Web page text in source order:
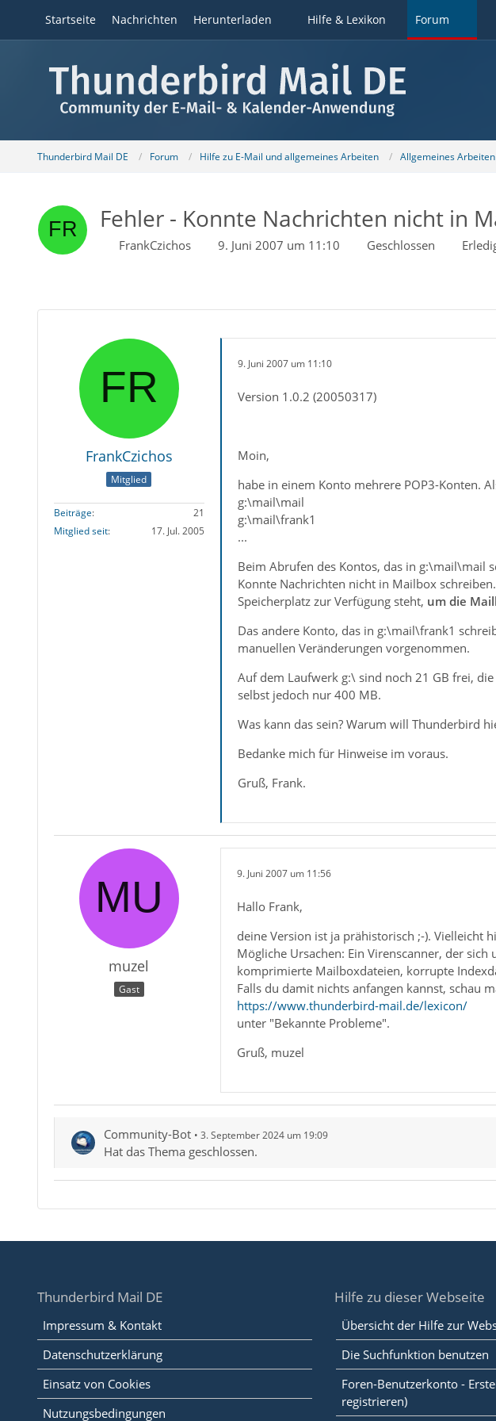
Startseite Nachrichten Herunterladen Hilfe & Lexikon Forum
Thunderbird Mail DE Forum Hilfe zu E-Mail und allgemeines Arbeiten Allgemeines
Fehler - Konnte Nachrichten nicht in
FrankCzichos 9. Juni 2007 um 11:10 Geschlossen
FrankCzichos
Mitglied
Beiträge
21
Mitglied seit
17. Jul. 2005
9. Juni 2007 um 11:10
Version 1.0.2 (20050317)
Moin,
habe in einem Konto mehrere POP3-Konten.
g:\mail\mail
g:\mail\frank1
...
Beim Abrufen des Kontos, das in g:\mail\mail
Konnte Nachrichten nicht in Mailbox
Speicherplatz zur Verfügung steht, um die
Das andere Konto, das in g:\mail\frank1
manuellen Veränderungen vorgenommen.
Auf dem Laufwerk g:\ sind noch 21 GB frei,
selbst jedoch nur 400 MB.
Was kann das sein? Warum will Thunderbird
Bedanke mich für Hinweise im voraus.
Gruß, Frank.
muzel
Gast
9. Juni 2007 um 11:56
Hallo Frank,
deine Version ist ja prähistorisch ;-). Vielleicht
Mögliche Ursachen: Ein Virenscanner, der
komprimierte Mailboxdateien, korrupte
Falls du damit nichts anfangen kannst, schau
https://www.thunderbird-mail.de/lexicon/
unter "Bekannte Probleme".
Gruß, muzel
Community-Bot 3. September 2024 um 19:09
Hat das Thema geschlossen.
Thunderbird Mail DE
Impressum & Kontakt
Datenschutzerklärung
Einsatz von Cookies
Nutzungsbedingungen
Hilfe zu dieser Webseite
Übersicht der Hilfe zur
Die Suchfunktion benutzen
Foren-Benutzerkonto -
registrieren)